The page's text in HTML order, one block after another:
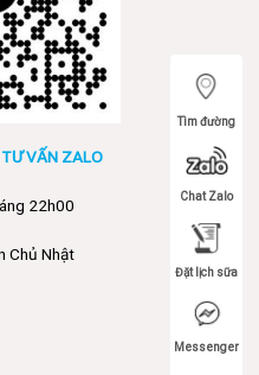
VẤN ZALO
22h00
Chủ Nhật
Tìm đường
Chat Zalo
Đặt lịch sữa
Messenger